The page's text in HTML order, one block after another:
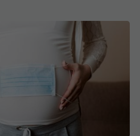
sarcină, legată de risc dublu